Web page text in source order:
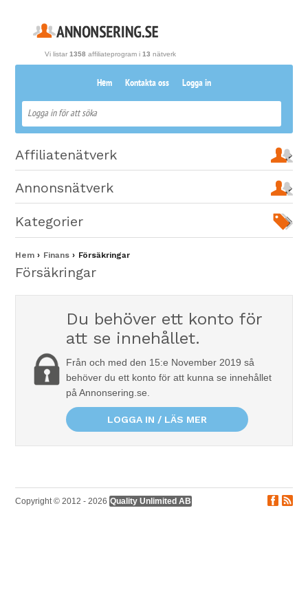
Vi listar1358 affiliateprogram i13 nätverk
Hem Kontakta oss Logga in
Affiliatenätverk
Annonsnätverk
Kategorier
Hem Finans Försäkringar
Försäkringar
Du behöver ett konto för
att se innehållet.
Från och med den 15:e November 2019 så
behöver du ett konto för att kunna se innehållet
på Annonsering.se.
LOGGA IN / LÄS MER
Copyright © 2012 - 2026 Quality Unlimited AB